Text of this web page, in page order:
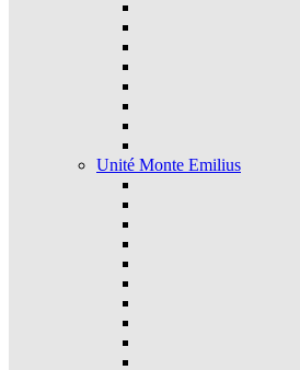
Unité Monte Emilius